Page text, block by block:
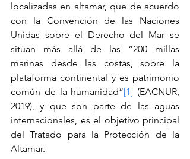
localizadas en altamar, que de acuerdo
con la Convención de las Naciones
Unidas sobre el Derecho del Mar se
sitúan más allá de las “200 millas
marinas desde las costas, sobre la
plataforma continental y es patrimonio
común de la humanidad”[1] (EACNUR,
2019), y que son parte de las aguas
internacionales, es el objetivo principal
del Tratado para la Protección de la
Altamar.